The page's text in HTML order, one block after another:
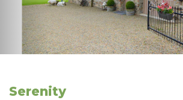
Serenity